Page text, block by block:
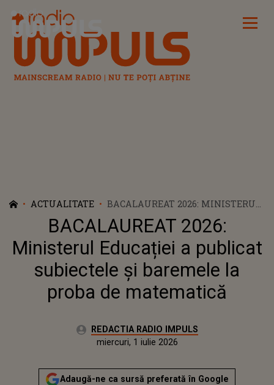
Radio Impuls
ACTUALITATE
BACALAUREAT 2026: MINISTERUL
EDUCAȚIEI A PUBLICAT
SUBIECTELE ȘI BAREMELE LA
PROBA DE MATEMATICĂ
BACALAUREAT 2026:
Ministerul Educației a publicat
subiectele și baremele la
proba de matematică
Autor:REDACTIA RADIO IMPULS
Publicat:
miercuri, 1 iulie 2026
Adaugă-ne ca sursă preferată în Google